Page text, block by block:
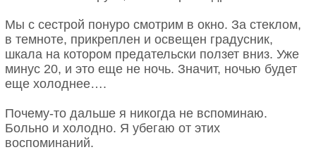
Мы с сестрой понуро смотрим в окно. За стеклом,
в темноте, прикреплен и освещен градусник,
шкала на котором предательски ползет вниз. Уже
минус 20, и это еще не ночь. Значит, ночью будет
еще холоднее….
Почему-то дальше я никогда не вспоминаю.
Больно и холодно. Я убегаю от этих
воспоминаний.